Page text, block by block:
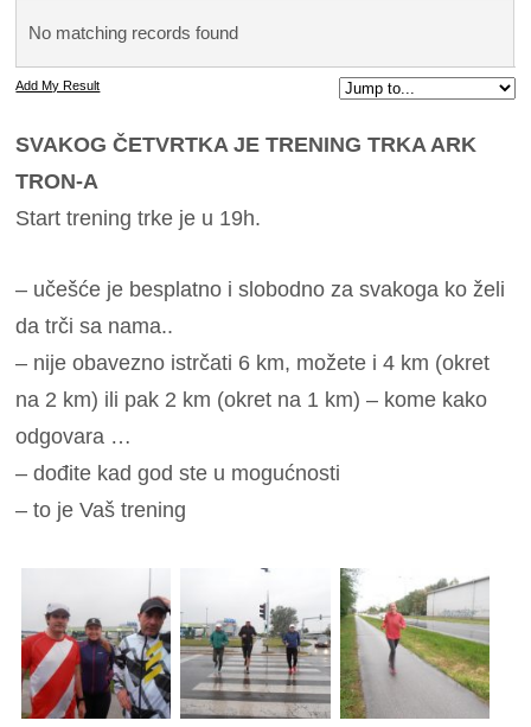
No matching records found
Add My Result
SVAKOG ČETVRTKA JE TRENING TRKA ARK
TRON-A
Start trening trke je u 19h.
– učešće je besplatno i slobodno za svakoga ko želi
da trči sa nama..
– nije obavezno istrčati 6 km, možete i 4 km (okret
na 2 km) ili pak 2 km (okret na 1 km) – kome kako
odgovara …
– dođite kad god ste u mogućnosti
– to je Vaš trening